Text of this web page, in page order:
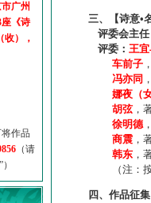
广州
座《诗
收），
作品
（请
三、【诗意•
评委会主任
评委： 王
车前子
冯亦同
娜夜（女
胡弦，
徐明德
商震 ，
韩东 ，
（注：按
四、作品征集